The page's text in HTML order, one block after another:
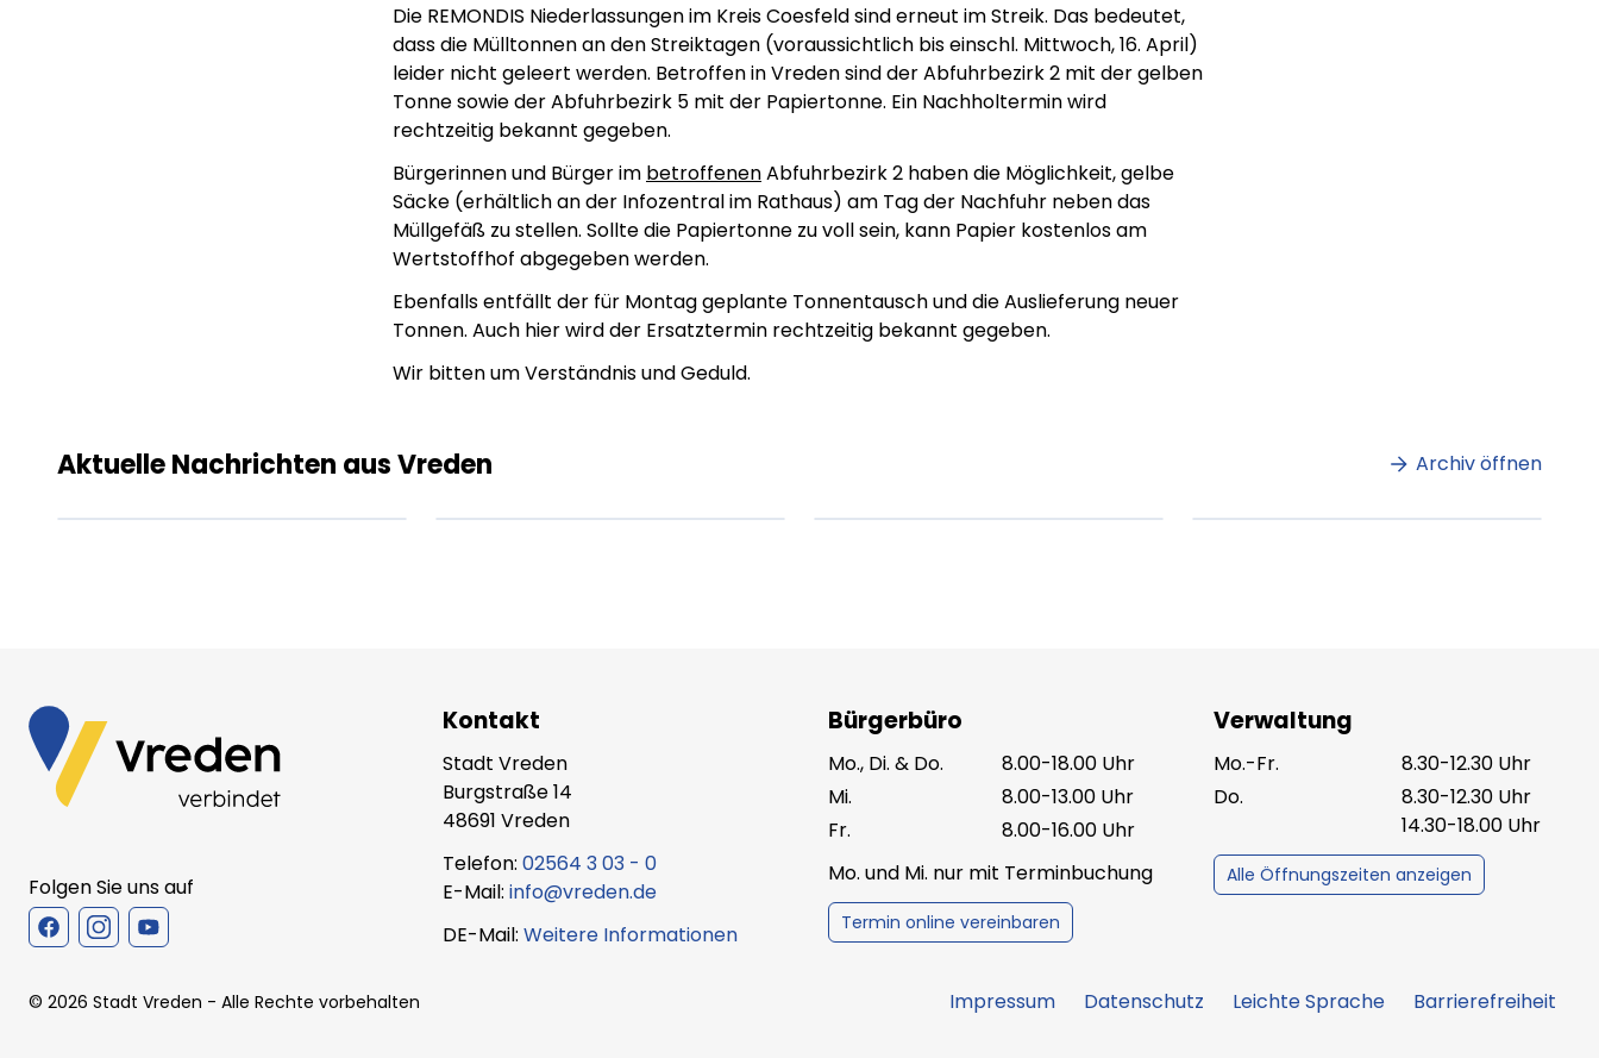
Die REMONDIS Niederlassungen im Kreis Coesfeld sind erneut im Streik. Das bedeutet,
dass die Mülltonnen an den Streiktagen (voraussichtlich bis einschl. Mittwoch, 16. April)
leider nicht geleert werden. Betroffen in Vreden sind der Abfuhrbezirk 2 mit der gelben
Tonne sowie der Abfuhrbezirk 5 mit der Papiertonne. Ein Nachholtermin wird
rechtzeitig bekannt gegeben.
Bürgerinnen und Bürger im betroffenenAbfuhrbezirk 2 haben die Möglichkeit, gelbe
Säcke (erhältlich an der Infozentral im Rathaus) am Tag der Nachfuhr neben das
Müllgefäß zu stellen. Sollte die Papiertonne zu voll sein, kann Papier kostenlos am
Wertstoffhof abgegeben werden.
Ebenfalls entfällt der für Montag geplante Tonnentausch und die Auslieferung neuer
Tonnen. Auch hier wird der Ersatztermin rechtzeitig bekannt gegeben.
Wir bitten um Verständnis und Geduld.
Aktuelle Nachrichten aus Vreden Archiv öffnen
amet.
Folgen Sie uns auf
Kontakt
Stadt Vreden
Burgstraße 14
48691 Vreden
Telefon: 02564 3 03 - 0
E-Mail: info@vreden.de
DE-Mail: Weitere Informationen
Bürgerbüro
Mo., Di. & Do.
8.00-18.00 Uhr
Mi.
8.00-13.00 Uhr
Fr.
8.00-16.00 Uhr
Mo. und Mi. nur mit Terminbuchung
Termin online vereinbaren
Verwaltung
Mo.-Fr.
8.30-12.30 Uhr
Do.
8.30-12.30 Uhr
14.30-18.00 Uhr
Alle Öffnungszeiten anzeigen
© 2026 Stadt Vreden - Alle Rechte vorbehalten Impressum Datenschutz Leichte Sprache Barrierefreiheit